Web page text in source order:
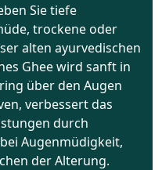
Sie tiefe
trockene oder
alten ayurvedischen
Ghee wird sanft in
über den Augen
verbessert das
durch
Augenmüdigkeit,
der Alterung.